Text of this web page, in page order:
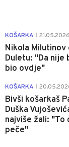
KOŠARKA
Nikola
Duletu: "Da nije
bio ovdje"
KOŠARKA
Bivši košarkaš
Duška
najviše žali: "To
peče"